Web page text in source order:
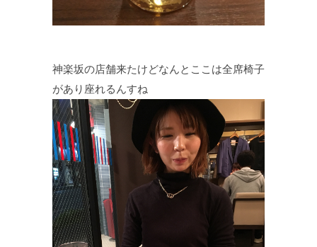
神楽坂の店舗来たけどなんとここは全席椅子
があり座れるんすね